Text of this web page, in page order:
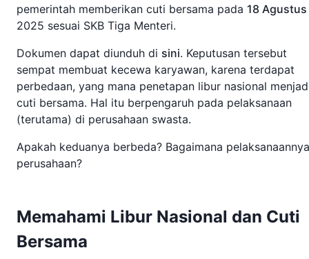
pemerintah memberikan cuti bersama pada 18 Agustus
2025 sesuai SKB Tiga Menteri.
Dokumen dapat diunduh di sini. Keputusan tersebut
sempat membuat kecewa karyawan, karena terdapat
perbedaan, yang mana penetapan libur nasional
cuti bersama. Hal itu berpengaruh pada pelaksanaan
(terutama) di perusahaan swasta.
Apakah keduanya berbeda? Bagaimana
perusahaan?
Memahami Libur Nasional dan Cuti
Bersama